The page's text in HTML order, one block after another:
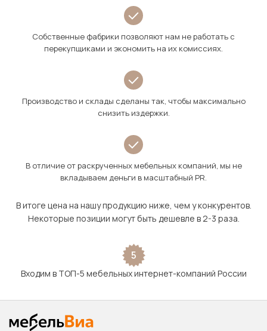
Собственные фабрики позволяют нам не работать с
перекупщиками и экономить на их комиссиях.
Производство и склады сделаны так, чтобы максимально
снизить издержки.
В отличие от раскрученных мебельных компаний, мы не
вкладываем деньги в масштабный PR.
В итоге цена на нашу продукцию ниже, чем у конкурентов.
Некоторые позиции могут быть дешевле в 2-3 раза.
5
Входим в ТОП-5 мебельных интернет-компаний России